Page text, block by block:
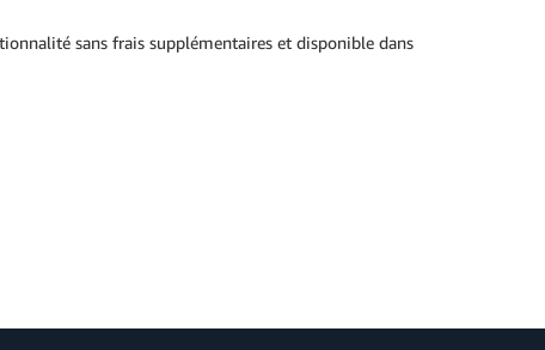
sans frais supplémentaires et disponible dans